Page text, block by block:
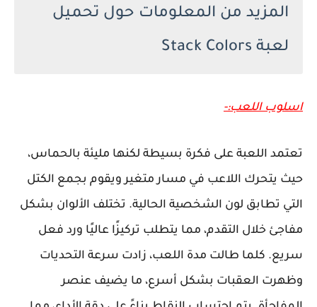
المزيد من المعلومات حول تحميل
لعبة Stack Colors
اسلوب اللعب:-
تعتمد اللعبة على فكرة بسيطة لكنها مليئة بالحماس،
حيث يتحرك اللاعب في مسار متغير ويقوم بجمع الكتل
التي تطابق لون الشخصية الحالية. تختلف الألوان بشكل
مفاجئ خلال التقدم، مما يتطلب تركيزًا عاليًا ورد فعل
سريع. كلما طالت مدة اللعب، زادت سرعة التحديات
وظهرت العقبات بشكل أسرع، ما يضيف عنصر